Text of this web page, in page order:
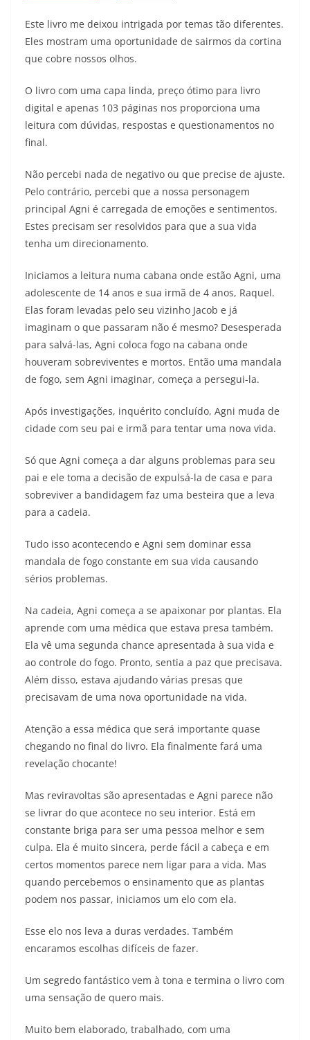
Este livro me deixou intrigada por temas tão diferentes.
Eles mostram uma oportunidade de sairmos da cortina
que cobre nossos olhos.
O livro com uma capa linda, preço ótimo para livro
digital e apenas 103 páginas nos proporciona uma
leitura com dúvidas, respostas e questionamentos no
final.
Não percebi nada de negativo ou que precise de ajuste.
Pelo contrário, percebi que a nossa personagem
principal Agni é carregada de emoções e sentimentos.
Estes precisam ser resolvidos para que a sua vida
tenha um direcionamento.
Iniciamos a leitura numa cabana onde estão Agni, uma
adolescente de 14 anos e sua irmã de 4 anos, Raquel.
Elas foram levadas pelo seu vizinho Jacob e já
imaginam o que passaram não é mesmo? Desesperada
para salvá-las, Agni coloca fogo na cabana onde
houveram sobreviventes e mortos. Então uma mandala
de fogo, sem Agni imaginar, começa a persegui-la.
Após investigações, inquérito concluído, Agni muda de
cidade com seu pai e irmã para tentar uma nova vida.
Só que Agni começa a dar alguns problemas para seu
pai e ele toma a decisão de expulsá-la de casa e para
sobreviver a bandidagem faz uma besteira que a leva
para a cadeia.
Tudo isso acontecendo e Agni sem dominar essa
mandala de fogo constante em sua vida causando
sérios problemas.
Na cadeia, Agni começa a se apaixonar por plantas. Ela
aprende com uma médica que estava presa também.
Ela vê uma segunda chance apresentada à sua vida e
ao controle do fogo. Pronto, sentia a paz que precisava.
Além disso, estava ajudando várias presas que
precisavam de uma nova oportunidade na vida.
Atenção a essa médica que será importante quase
chegando no final do livro. Ela finalmente fará uma
revelação chocante!
Mas reviravoltas são apresentadas e Agni parece não
se livrar do que acontece no seu interior. Está em
constante briga para ser uma pessoa melhor e sem
culpa. Ela é muito sincera, perde fácil a cabeça e em
certos momentos parece nem ligar para a vida. Mas
quando percebemos o ensinamento que as plantas
podem nos passar, iniciamos um elo com ela.
Esse elo nos leva a duras verdades. Também
encaramos escolhas difíceis de fazer.
Um segredo fantástico vem à tona e termina o livro com
uma sensação de quero mais.
Muito bem elaborado, trabalhado, com uma